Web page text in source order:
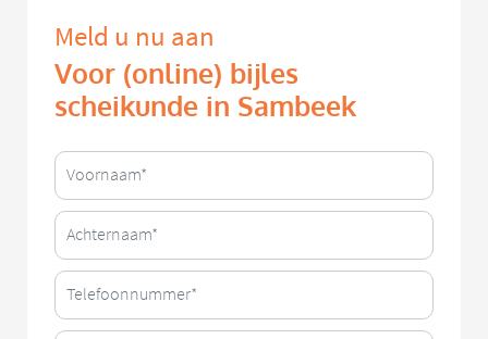
Meld u nu aan
Voor (online) bijles
scheikunde in Sambeek